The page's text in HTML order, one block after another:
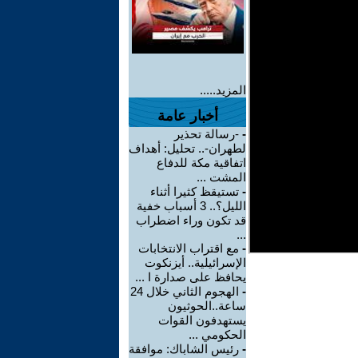
المزيد.....
أخبار عامة
- -رسالة تحذير
لطهران-.. تحليل: أهداف
اتفاقية مكة للدفاع
المشت ...
- تستيقظ كثيرا أثناء
الليل؟.. 3 أسباب خفية
قد تكون وراء اضطراب
...
- مع اقتراب الانتخابات
الإسرائيلية.. أيزنكوت
يحافظ على صدارة ا ...
-
الهجوم الثاني خلال 24
ساعة..الحوثيون
يستهدفون القوات
الحكومي ...
- رئيس الشاباك: موافقة